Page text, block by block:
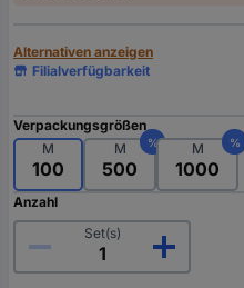
Alternativen anzeigen
Filialverfügbarkeit
Verpackungsgrößen
M
100
M %
500
M %
1000
Anzahl
Set(s)